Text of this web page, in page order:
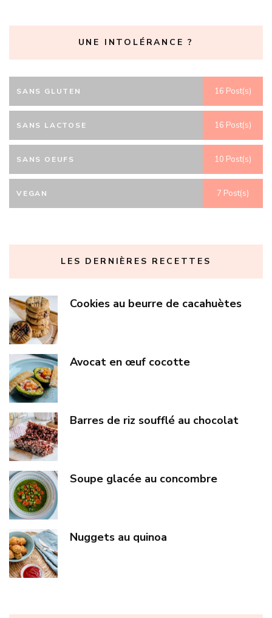
UNE INTOLÉRANCE ?
SANS GLUTEN 16 Post(s)
SANS LACTOSE 16 Post(s)
SANS OEUFS 10 Post(s)
VEGAN 7 Post(s)
LES DERNIÈRES RECETTES
Cookies au beurre de cacahuètes
Avocat en œuf cocotte
Barres de riz soufflé au chocolat
Soupe glacée au concombre
Nuggets au quinoa